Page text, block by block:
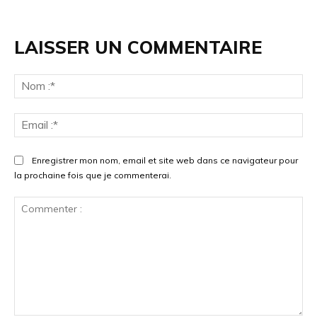
LAISSER UN COMMENTAIRE
:*
:*
Enregistrer mon nom, email et site web dans ce navigateur pour
la prochaine fois que je commenterai.